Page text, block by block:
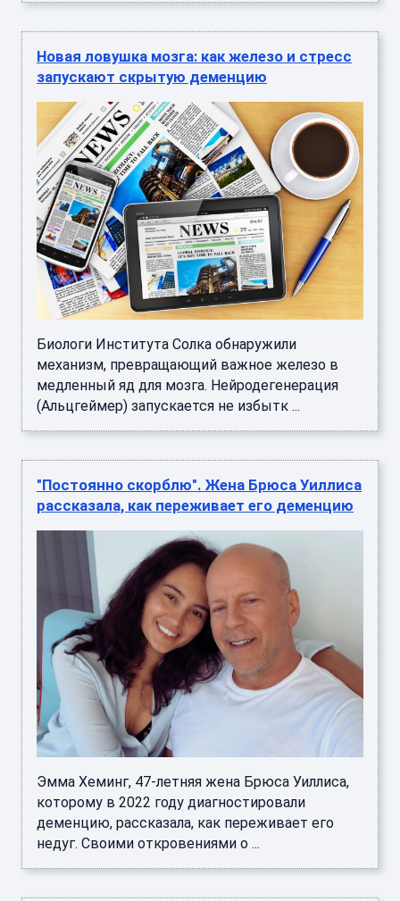
Новая ловушка мозга: как железо и стресс
запускают скрытую деменцию
Биологи Института Солка обнаружили
механизм, превращающий важное железо в
медленный яд для мозга. Нейродегенерация
(Альцгеймер) запускается не избытк ...
"Постоянно скорблю". Жена Брюса Уиллиса
рассказала, как переживает его деменцию
Эмма Хеминг, 47-летняя жена Брюса Уиллиса,
которому в 2022 году диагностировали
деменцию, рассказала, как переживает его
недуг. Своими откровениями о ...